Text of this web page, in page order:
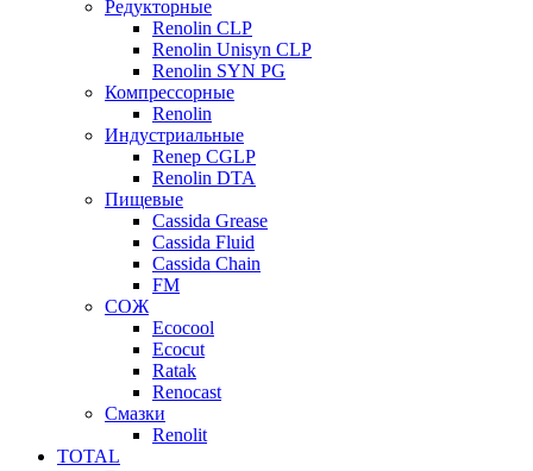
Редукторные
Renolin CLP
Renolin Unisyn CLP
Renolin SYN PG
Компрессорные
Renolin
Индустриальные
Renep CGLP
Renolin DTA
Пищевые
Cassida Grease
Cassida Fluid
Cassida Chain
FM
СОЖ
Ecocool
Ecocut
Ratak
Renocast
Смазки
Renolit
TOTAL